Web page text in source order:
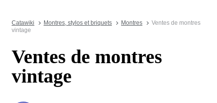
Catawiki Montres, stylos et briquets Montres
Ventes de montres
vintage
Ventes de montres
vintage